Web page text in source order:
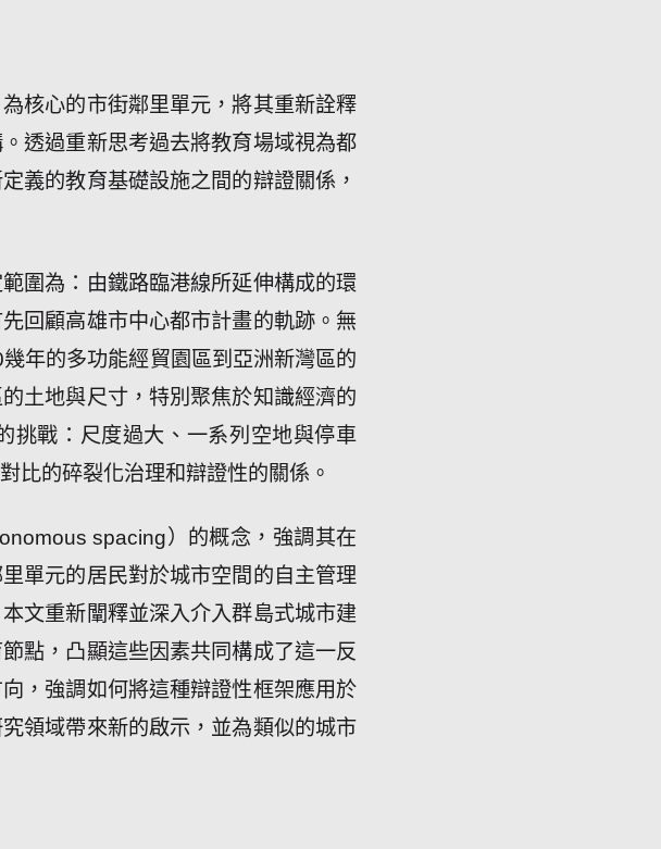
核心的市街鄰里單元，將其重新詮釋
透過重新思考過去將教育場域視為都
義的教育基礎設施之間的辯證關係，
圍為：由鐵路臨港線所延伸構成的環
回顧高雄市中心都市計畫的軌跡。無
年的多功能經貿園區到亞洲新灣區的
土地與尺寸，特別聚焦於知識經濟的
挑戰：尺度過大、一系列空地與停車
比的碎裂化治理和辯證性的關係。
spacing）的概念，強調其在
單元的居民對於城市空間的自主管理
文重新闡釋並深入介入群島式城市建
點，凸顯這些因素共同構成了這一反
，強調如何將這種辯證性框架應用於
領域帶來新的啟示，並為類似的城市